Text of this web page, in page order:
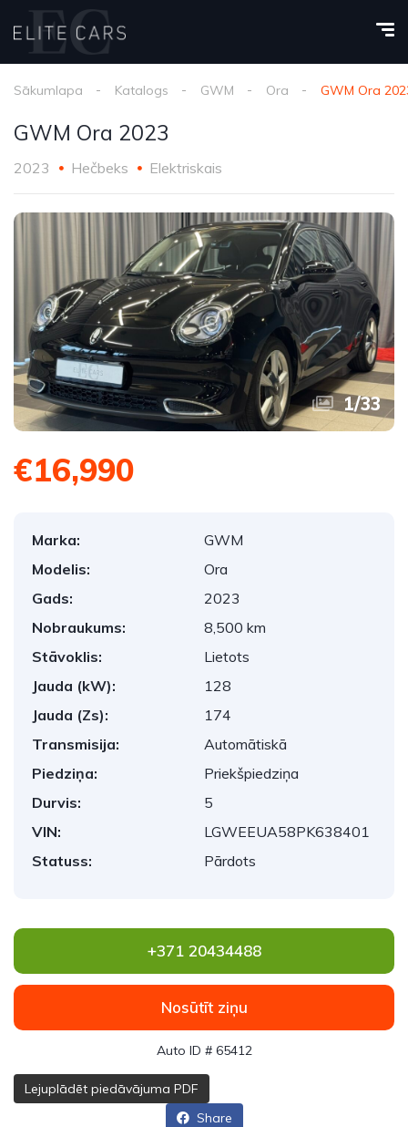
Sākumlapa Katalogs GWM Ora GWM Ora
GWM Ora 2023
2023 Hečbeks Elektriskais
1/33
€16,990
Marka:
GWM
Modelis:
Ora
Gads:
2023
Nobraukums:
8,500 km
Stāvoklis:
Lietots
Jauda (kW):
128
Jauda (Zs):
174
Transmisija:
Automātiskā
Piedziņa:
Priekšpiedziņa
Durvis:
5
VIN:
LGWEEUA58PK638401
Statuss:
Pārdots
+371 20434488
Nosūtīt ziņu
Auto ID # 65412
Lejuplādēt piedāvājuma PDF
Share